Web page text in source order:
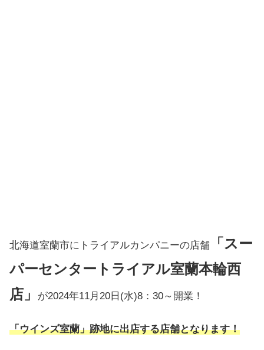
北海道室蘭市にトライアルカンパニーの店舗
「スー
パーセンタートライアル室蘭本輪西
店」
が2024年11月20日(水)8：30～開業！
「ウインズ室蘭」跡地に出店する店舗となります！